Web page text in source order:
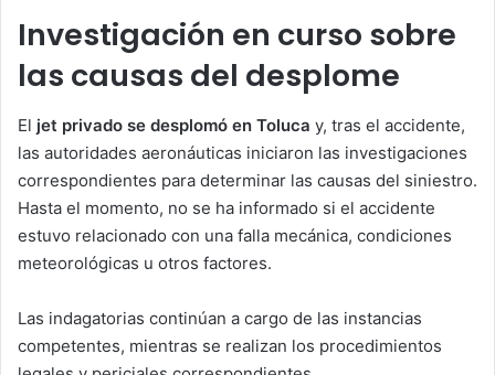
Investigación en curso sobre
las causas del desplome
El jet privado se desplomó en Toluca y, tras el accidente,
las autoridades aeronáuticas iniciaron las investigaciones
correspondientes para determinar las causas del siniestro.
Hasta el momento, no se ha informado si el accidente
estuvo relacionado con una falla mecánica, condiciones
meteorológicas u otros factores.
Las indagatorias continúan a cargo de las instancias
competentes, mientras se realizan los procedimientos